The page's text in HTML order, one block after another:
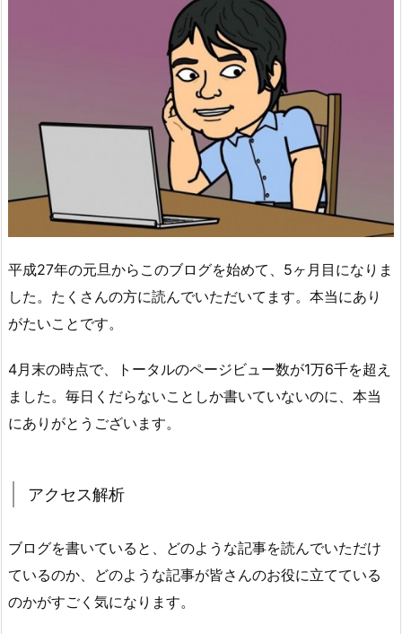
平成27年の元旦からこのブログを始めて、5ヶ月目になりま
した。たくさんの方に読んでいただいてます。本当にあり
がたいことです。
4月末の時点で、トータルのページビュー数が1万6千を超え
ました。毎日くだらないことしか書いていないのに、本当
にありがとうございます。
アクセス解析
ブログを書いていると、どのような記事を読んでいただけ
ているのか、どのような記事が皆さんのお役に立てている
のかがすごく気になります。